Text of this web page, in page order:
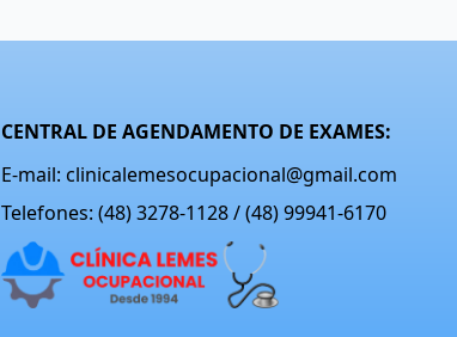
CENTRAL DE AGENDAMENTO DE EXAMES:
E-mail: clinicalemesocupacional@gmail.com
Telefones: (48) 3278-1128 / (48) 99941-6170